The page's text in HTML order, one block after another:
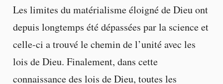
Les limites du matérialisme éloigné de Dieu ont
depuis longtemps été dépassées par la science et
celle-ci a trouvé le chemin de l’unité avec les
lois de Dieu. Finalement, dans cette
connaissance des lois de Dieu, toutes les